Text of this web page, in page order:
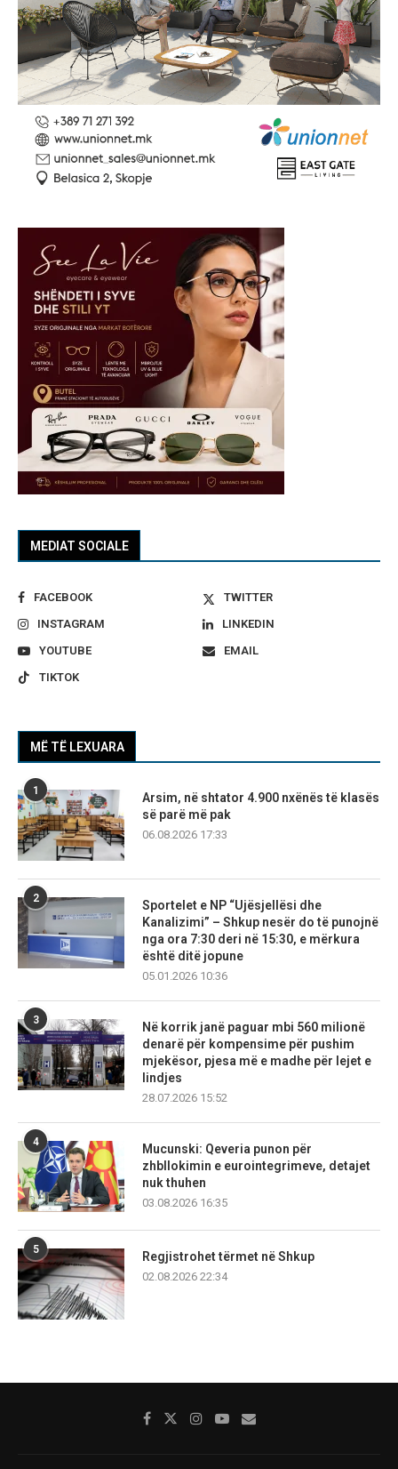
MEDIAT SOCIALE
FACEBOOK
TWITTER
INSTAGRAM
LINKEDIN
YOUTUBE
EMAIL
TIKTOK
MË TË LEXUARA
1
Arsim, në shtator 4.900 nxënës të klasës
së parë më pak
06.08.2026 17:33
2
Sportelet e NP “Ujësjellësi dhe
Kanalizimi” – Shkup nesër do të punojnë
nga ora 7:30 deri në 15:30, e mërkura
është ditë jopune
05.01.2026 10:36
3
Në korrik janë paguar mbi 560 milionë
denarë për kompensime për pushim
mjekësor, pjesa më e madhe për lejet e
lindjes
28.07.2026 15:52
4
Mucunski: Qeveria punon për
zhbllokimin e eurointegrimeve, detajet
nuk thuhen
03.08.2026 16:35
5
Regjistrohet tërmet në Shkup
02.08.2026 22:34